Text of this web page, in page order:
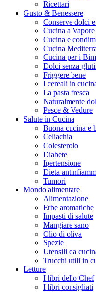
Ricettari
Gusto & Benessere
Conserve dolci e
Cucina a Vapore
Cucina e
Cucina
Cucina per i
Dolci senza
Friggere bene
I cereali in
La pasta fresca
Naturalmente
Pesce & Vedure
Salute in Cucina
Buona cucina e
Celiachia
Colesterolo
Diabete
Ipertensione
Dieta
Tumori
Mondo alimentare
Alimentazione
Erbe aromatiche
Impasti di salute
Mangiare sano
Olio di oliva
Spezie
Utensili da
Trucchi utili in
Letture
I libri dello Chef
I libri consigliati